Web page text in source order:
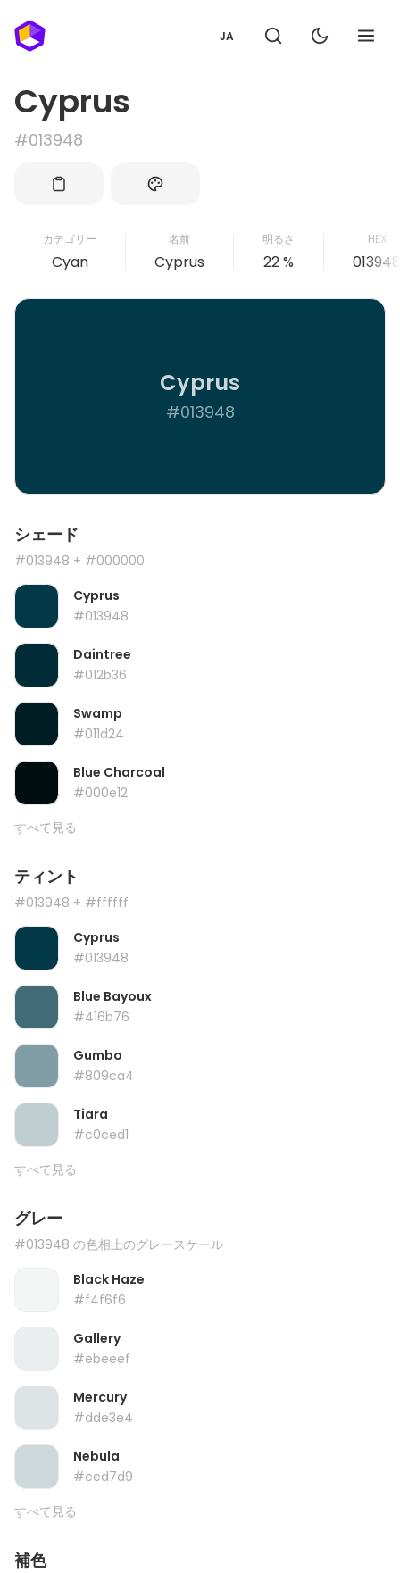
JA
Cyprus
#013948
カテゴリー
Cyan
名前
Cyprus
明るさ
22 %
HEX
013948
Cyprus
#013948
シェード
#013948 + #000000
Cyprus
#013948
Daintree
#012b36
Swamp
#011d24
Blue Charcoal
#000e12
すべて見る
ティント
#013948 + #ffffff
Cyprus
#013948
Blue Bayoux
#416b76
Gumbo
#809ca4
Tiara
#c0ced1
すべて見る
グレー
#013948 の色相上のグレースケール
Black Haze
#f4f6f6
Gallery
#ebeeef
Mercury
#dde3e4
Nebula
#ced7d9
すべて見る
補色